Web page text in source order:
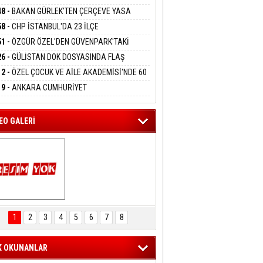
Kaynas
DEV YATIRIM!
- BAKAN GÜRLEK'TEN ÇERÇEVE YASA
ÇİZGİMİZ ŞEHİT AİLELERİ
HASSASİYETİDİR''
- CHP İSTANBUL'DA 23 İLÇE
ATAMALAR GERÇEKLEŞTİ
- ÖZGÜR ÖZEL'DEN GÜVENPARK'TAKİ
DESTEK:''SONUÇ ALANA KADAR
- GÜLİSTAN DOK DOSYASINDA FLAŞ
2 DALGIÇ DELİL KARARTMA
TUTUTKLANDI
- ÖZEL ÇOCUK VE AİLE AKADEMİSİ'NDE 60
HİZMET VERİLDİ
- ANKARA CUMHURİYET
ÖZGÜR ÖZEL VE VELİ
HAKKINDA FEZLEKE
GALERİ
ENGELSİZ
FESTİVALİ
KONSERİ
MEST
1 2 3 4 5 6 7 8
OKUNANLAR